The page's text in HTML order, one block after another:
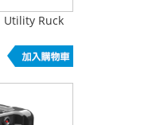
Utility Ruck